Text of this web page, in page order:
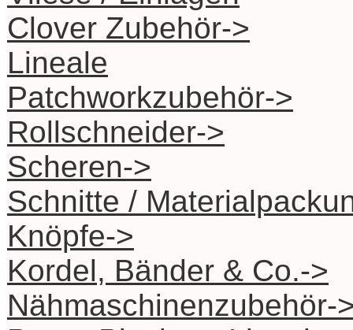
Clover Zubehör->
Lineale
Patchworkzubehör->
Rollschneider->
Scheren->
Schnitte /
Knöpfe->
Kordel, Bänder & Co.->
Nähmaschinenzubehör-